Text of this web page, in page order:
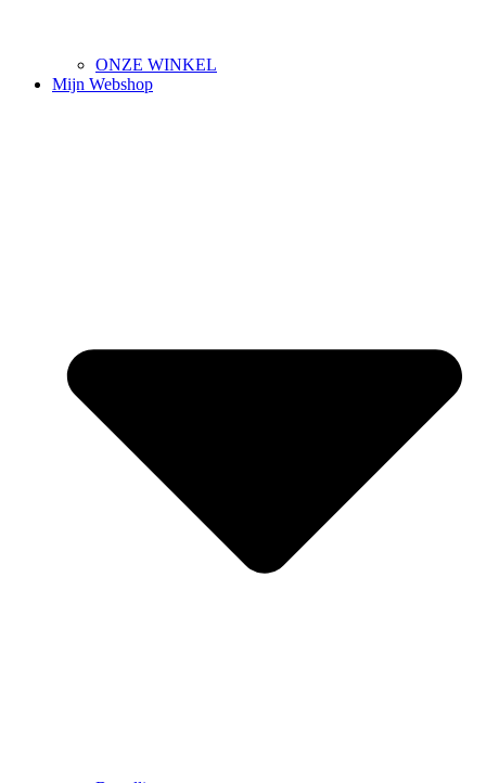
ONZE WINKEL
Mijn Webshop